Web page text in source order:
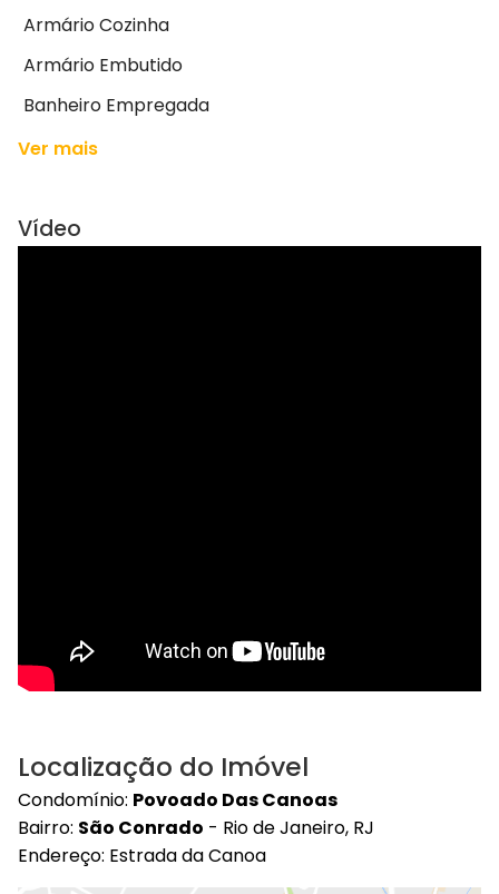
Armário Cozinha
Armário Embutido
Banheiro Empregada
Ver mais
Vídeo
Localização do Imóvel
Condomínio: Povoado Das Canoas
Bairro: São Conrado - Rio de Janeiro, RJ
Endereço: Estrada da Canoa